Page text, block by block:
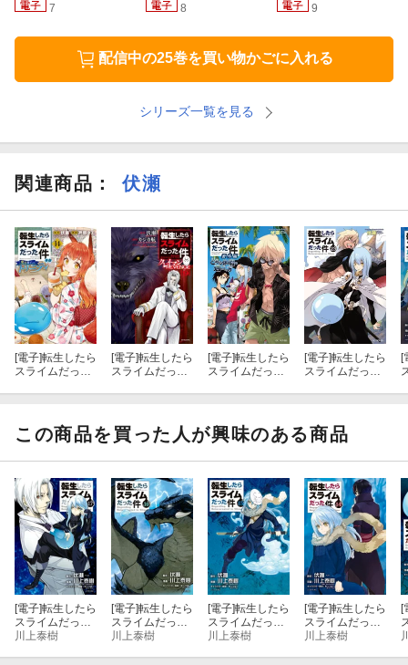
7 8 9
配信中の25巻を買い物かごに入れる
シリーズ一覧を見る
関連商品 ： 伏瀬
[電子]転生したら
スライムだった
４）
[電子]転生したら
スライムだった
[電子]転生したら
スライムだった
[電子]転生したら
スライムだった
[
この商品を買った人が興味のある商品
[電子]転生したら
スライムだった
件（１７）
川上泰樹
[電子]転生したら
スライムだった
件（１６）
川上泰樹
[電子]転生したら
スライムだった
件（１５）
川上泰樹
[電子]転生したら
スライムだった
件（１４）
川上泰樹
[